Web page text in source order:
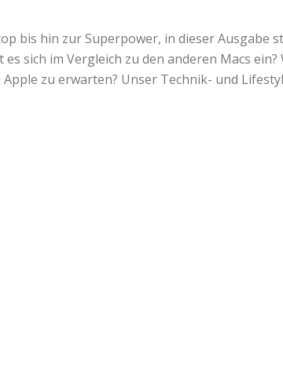
bis hin zur Superpower, in dieser Ausgabe
sich im Vergleich zu den anderen Macs ein?
zu erwarten? Unser Technik- und